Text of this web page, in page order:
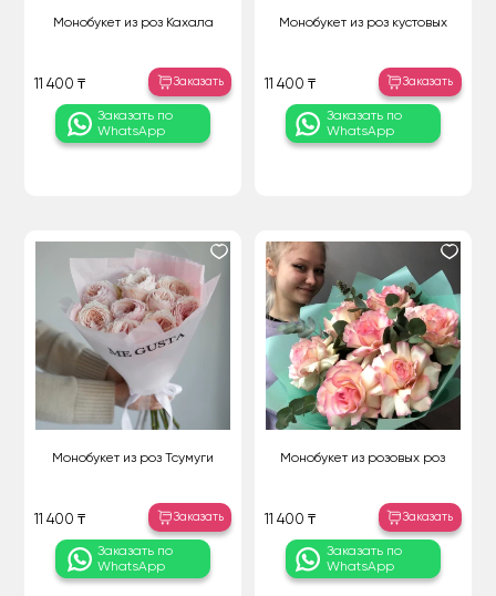
Монобукет из роз Кахала
11 400 ₸ Заказать
Заказать по
WhatsApp
Монобукет из роз кустовых
11 400 ₸ Заказать
Заказать по
WhatsApp
Монобукет из роз Тсумуги
11 400 ₸ Заказать
Заказать по
WhatsApp
Монобукет из розовых роз
11 400 ₸ Заказать
Заказать по
WhatsApp